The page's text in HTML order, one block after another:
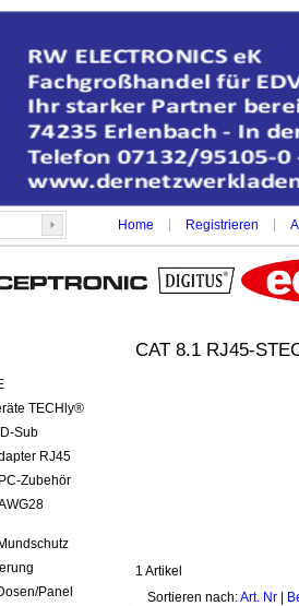
Home Registrieren
TECHly®
Sub
RJ45
Zubehör
Panel
CAT 8.1 RJ45-
1 Artikel
Sortieren nach:Art. Nr |